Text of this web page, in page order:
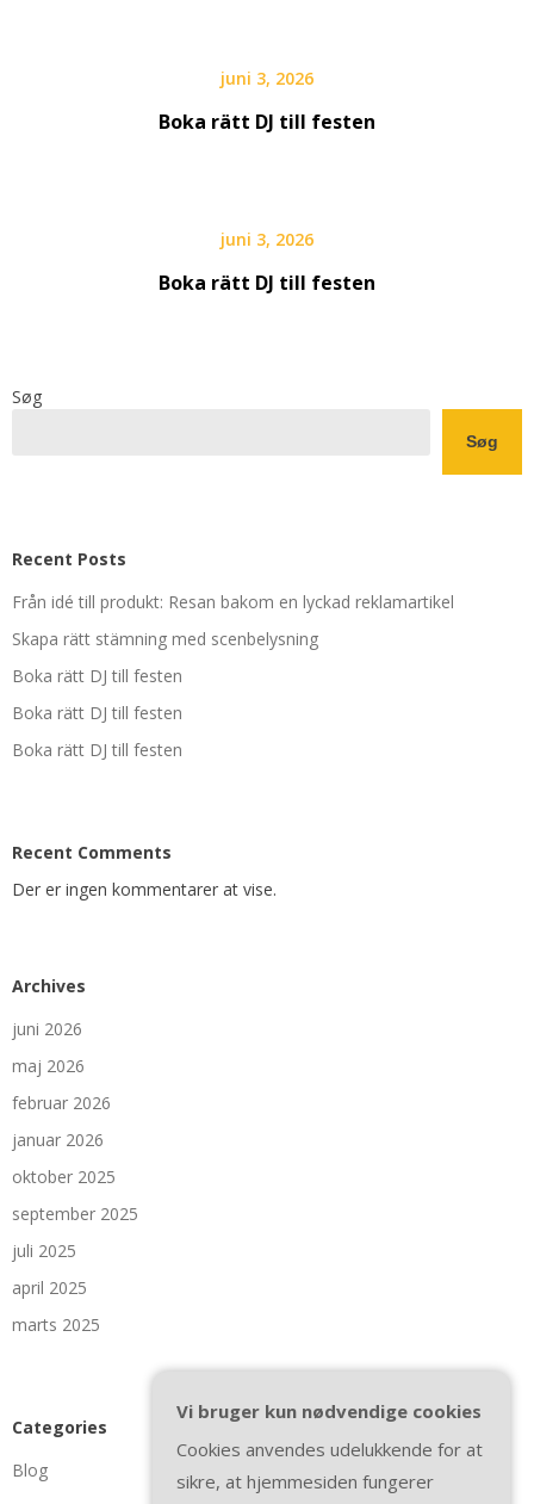
juni 3, 2026
Boka rätt DJ till festen
juni 3, 2026
Boka rätt DJ till festen
Søg
Søg
Recent Posts
Från idé till produkt: Resan bakom en lyckad reklamartikel
Skapa rätt stämning med scenbelysning
Boka rätt DJ till festen
Boka rätt DJ till festen
Boka rätt DJ till festen
Recent Comments
Der er ingen kommentarer at vise.
Archives
juni 2026
maj 2026
februar 2026
januar 2026
oktober 2025
september 2025
juli 2025
april 2025
marts 2025
Categories
Blog
Vi bruger kun nødvendige cookies
Cookies anvendes udelukkende for at
sikre, at hjemmesiden fungerer